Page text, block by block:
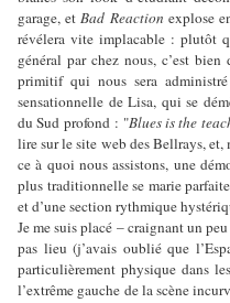
garage, etBad Reaction explose
révélera vite implacable : plutôt
général par chez nous, c’est
primitif qui nous sera
sensationnelle de Lisa, qui se
du Sud profond : "Blues is the
lire sur le site web des Bellrays,
ce à quoi nous assistons, une
plus traditionnelle se marie
et d’une section rythmique
Je me suis placé – craignant un
pas lieu (j’avais oublié que
particulièrement physique dans
l’extrême gauche de la scène